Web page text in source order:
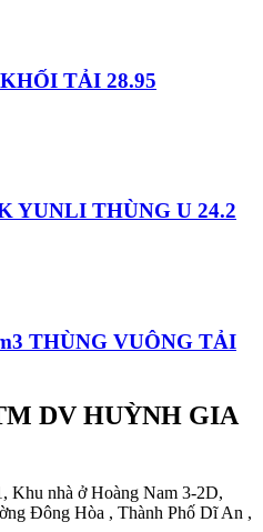
TẢI 28.95
YUNLI THÙNG U 24.2
THÙNG VUÔNG TẢI
DV HUỲNH GIA
Khu nhà ở Hoàng Nam 3-2D,
Đông Hòa , Thành Phố Dĩ An ,